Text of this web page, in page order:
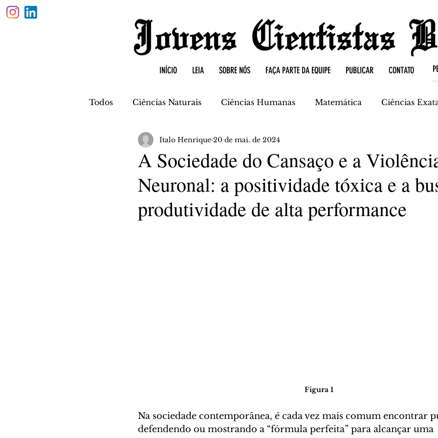
INÍCIO LEIA SOBRE NÓS FAÇA PARTE DA EQUIPE PUBLICAR CONTATO
Todos Ciências Naturais Ciências Humanas Matemática Ciências
Biologia Química Ciências da Terra
A Sociedade do Cansaço e a
Neuronal: a positividade tóxica e a
produtividade de alta performance
Italo Henrique 20 de mai. de 2024
Figura 1
Na sociedade contemporânea, é cada vez mais comum encontrar
defendendo ou mostrando a “fórmula perfeita” para alcançar uma